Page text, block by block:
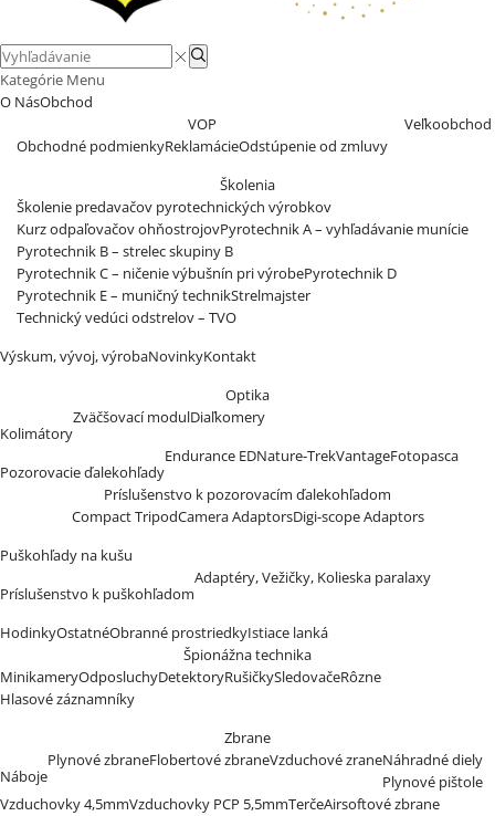
Search
input
Kategórie Menu
O NásObchod
VOP
Obchodné podmienkyReklamácieOdstúpenie od zmluvy
Veľkoobchod
Školenia
Školenie predavačov pyrotechnických výrobkov
Kurz odpaľovačov ohňostrojovPyrotechnik A – vyhľadávanie munície
Pyrotechnik B – strelec skupiny B
Pyrotechnik C – ničenie výbušnín pri výrobePyrotechnik D
Pyrotechnik E – muničný technikStrelmajster
Technický vedúci odstrelov – TVO
Výskum, vývoj, výrobaNovinkyKontakt
Optika
Kolimátory
Zväčšovací modulDiaľkomery
Pozorovacie ďalekohľady
Endurance EDNature-TrekVantageFotopasca
Príslušenstvo k pozorovacím ďalekohľadom
Compact TripodCamera AdaptorsDigi-scope Adaptors
Puškohľady na kušu
Príslušenstvo k puškohľadom
Adaptéry, Vežičky, Kolieska paralaxy
HodinkyOstatnéObranné prostriedkyIstiace lanká
Špionážna technika
MinikameryOdposluchyDetektoryRušičkySledovačeRôzne
Hlasové záznamníky
Zbrane
Náboje
Plynové zbraneFlobertové zbraneVzduchové zraneNáhradné diely
Plynové pištole
Vzduchovky 4,5mmVzduchovky PCP 5,5mmTerčeAirsoftové zbrane